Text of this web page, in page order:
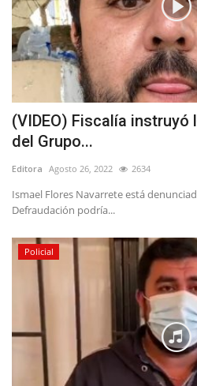
(VIDEO) Fiscalía
del Grupo...
Editora Agosto 26, 2022 2634
Ismael Flores Navarrete está
Defraudación podría...
Policial